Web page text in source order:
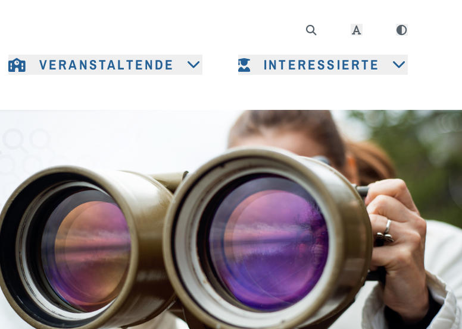
VERANSTALTENDE INTERESSIERTE